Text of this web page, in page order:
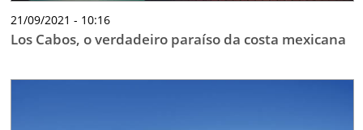
21/09/2021 - 10:16
Los Cabos, o verdadeiro paraíso da costa mexicana